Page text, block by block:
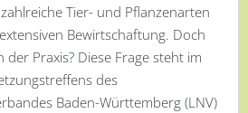
Tier- und Pflanzenarten
Bewirtschaftung. Doch
Praxis? Diese Frage steht im
des
Baden-Württemberg (LNV)